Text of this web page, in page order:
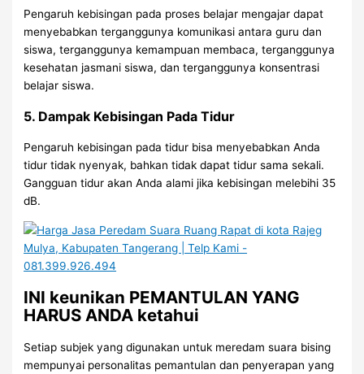
Pengaruh kebisingan pada proses belajar mengajar dapat
menyebabkan terganggunya komunikasi antara guru dan
siswa, terganggunya kemampuan membaca, terganggunya
kesehatan jasmani siswa, dan terganggunya konsentrasi
belajar siswa.
5. Dampak Kebisingan Pada Tidur
Pengaruh kebisingan pada tidur bisa menyebabkan Anda
tidur tidak nyenyak, bahkan tidak dapat tidur sama sekali.
Gangguan tidur akan Anda alami jika kebisingan melebihi 35
dB.
INI keunikan PEMANTULAN YANG
HARUS ANDA ketahui
Setiap subjek yang digunakan untuk meredam suara bising
mempunyai personalitas pemantulan dan penyerapan yang